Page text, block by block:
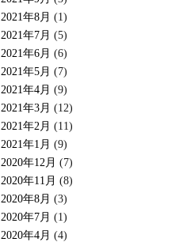
2021年8月 (1)
2021年7月 (5)
2021年6月 (6)
2021年5月 (7)
2021年4月 (9)
2021年3月 (12)
2021年2月 (11)
2021年1月 (9)
2020年12月 (7)
2020年11月 (8)
2020年8月 (3)
2020年7月 (1)
2020年4月 (4)